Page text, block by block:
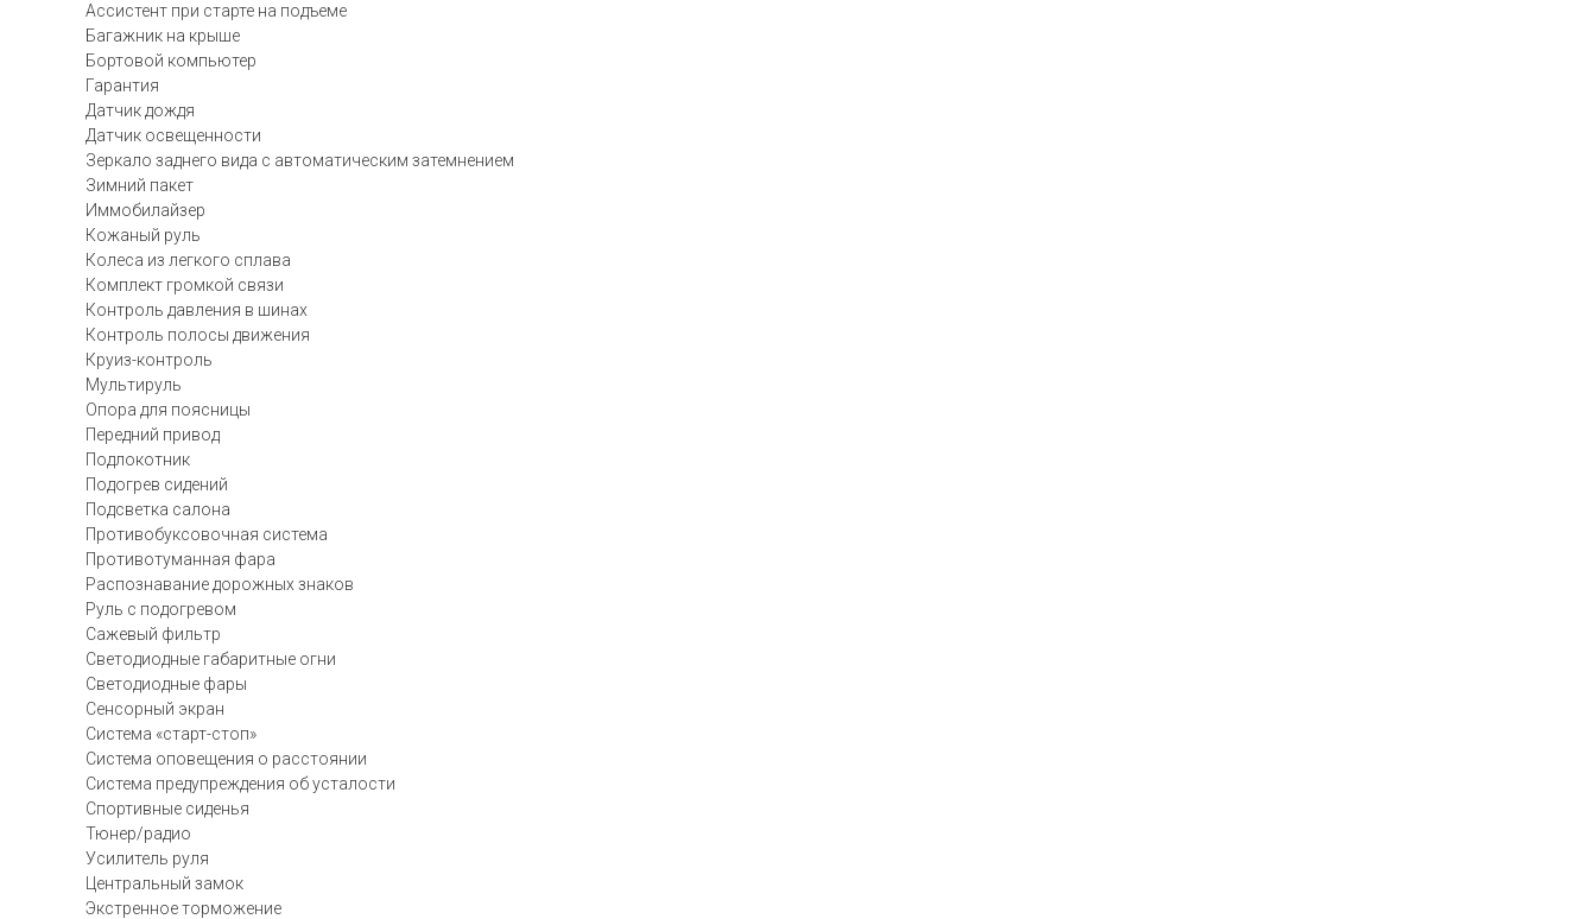
Ассистент при старте на подъеме
Багажник на крыше
Бортовой компьютер
Гарантия
Датчик дождя
Датчик освещенности
Зеркало заднего вида с автоматическим затемнением
Зимний пакет
Иммобилайзер
Кожаный руль
Колеса из легкого сплава
Комплект громкой связи
Контроль давления в шинах
Контроль полосы движения
Круиз-контроль
Мультируль
Опора для поясницы
Передний привод
Подлокотник
Подогрев сидений
Подсветка салона
Противобуксовочная система
Противотуманная фара
Распознавание дорожных знаков
Руль с подогревом
Сажевый фильтр
Светодиодные габаритные огни
Светодиодные фары
Сенсорный экран
Система «старт-стоп»
Система оповещения о расстоянии
Система предупреждения об усталости
Спортивные сиденья
Тюнер/радио
Усилитель руля
Центральный замок
Экстренное торможение